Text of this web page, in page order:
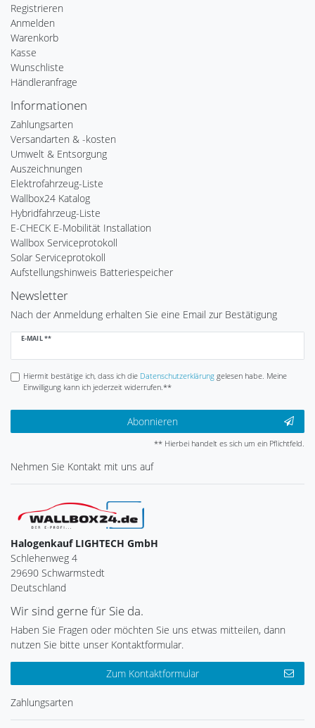
Registrieren
Anmelden
Warenkorb
Kasse
Wunschliste
Händleranfrage
Informationen
Zahlungsarten
Versandarten & -kosten
Umwelt & Entsorgung
Auszeichnungen
Elektrofahrzeug-Liste
Wallbox24 Katalog
Hybridfahrzeug-Liste
E-CHECK E-Mobilität Installation
Wallbox Serviceprotokoll
Solar Serviceprotokoll
Aufstellungshinweis Batteriespeicher
Newsletter
Nach der Anmeldung erhalten Sie eine Email zur Bestätigung
E-MAIL **
Newsletter
Hiermit bestätige ich, dass ich die Daten­schutz­erklärunggelesen habe. Meine
Einwilligung kann ich jederzeit widerrufen.**
Abonnieren
** Hierbei handelt es sich um ein Pflichtfeld.
Nehmen Sie Kontakt mit uns auf
Halogenkauf LIGHTECH GmbH
Schlehenweg 4
29690 Schwarmstedt
Deutschland
Wir sind gerne für Sie da.
Haben Sie Fragen oder möchten Sie uns etwas mitteilen, dann
nutzen Sie bitte unser Kontaktformular.
Zum Kontaktformular
Zahlungsarten